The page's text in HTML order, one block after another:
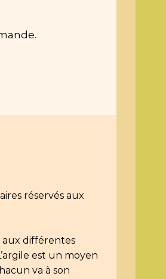
réservés aux
aux différentes
est un moyen
va à son